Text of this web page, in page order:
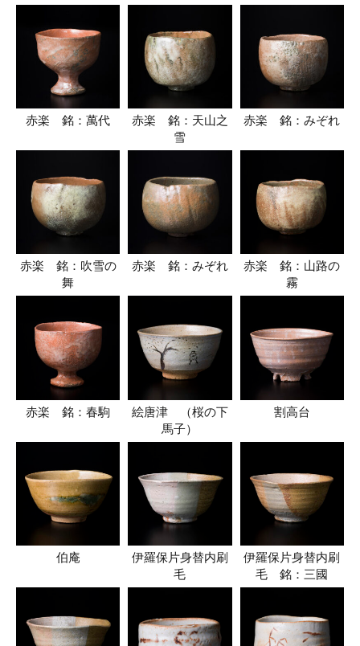
赤楽 銘：萬代
赤楽 銘：天山之
雪
赤楽 銘：みぞれ
赤楽 銘：吹雪の
舞
赤楽 銘：みぞれ
赤楽 銘：山路の
霧
赤楽 銘：春駒
絵唐津 （桜の下
馬子）
割高台
伯庵
伊羅保片身替内刷
毛
伊羅保片身替内刷
毛 銘：三國